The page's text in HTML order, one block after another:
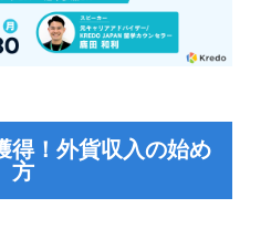
得！外貨収入の始め
方